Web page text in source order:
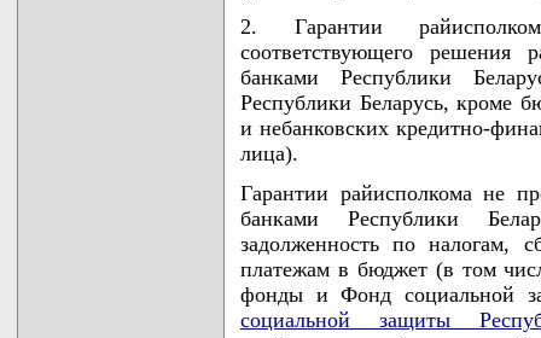
2. Гарантии
соответствующего решения
банками Республики
Республики Беларусь, кроме
и небанковских кредитно-
лица).
Гарантии райисполкома не
банками Республики
задолженность по налогам,
платежам в бюджет (в том
фонды и Фонд социальной
социальной защиты